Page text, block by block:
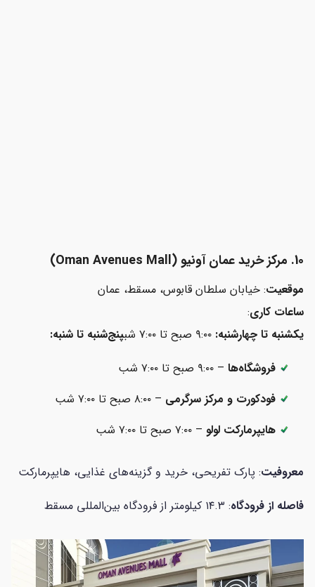
10. مرکز خرید عمان آونیو ( Oman Avenues Mall)
موقعیت: خیابان سلطان قابوس، مسقط، عمان
ساعات کاری:
یکشنبه تا چهارشنبه: ۹:۰۰ صبح تا ۷:۰۰ شب
پنج‌شنبه تا شنبه:
فروشگاه‌ها – ۹:۰۰ صبح تا ۷:۰۰ شب
فودکورت و مرکز سرگرمی – ۸:۰۰ صبح تا ۷:۰۰ شب
هایپرمارکت لولو – ۷:۰۰ صبح تا ۷:۰۰ شب
معروفیت: پارک تفریحی، خرید و گزینه‌های غذایی، هایپرمارکت
فاصله از فرودگاه: ۱۴.۳ کیلومتر از فرودگاه بین‌المللی مسقط